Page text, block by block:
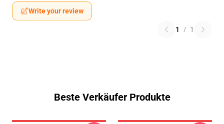
Write your review
1 / 1
Beste Verkäufer Produkte